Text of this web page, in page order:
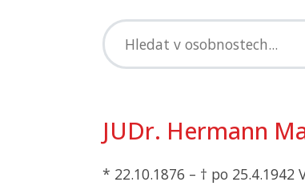
JUDr. Hermann
* 22.10.1876 – † po 25.4.1942